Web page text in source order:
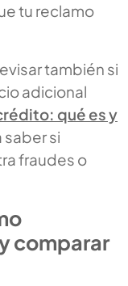
tu reclamo
también si
adicional
qué es y
saber si
fraudes o
comparar